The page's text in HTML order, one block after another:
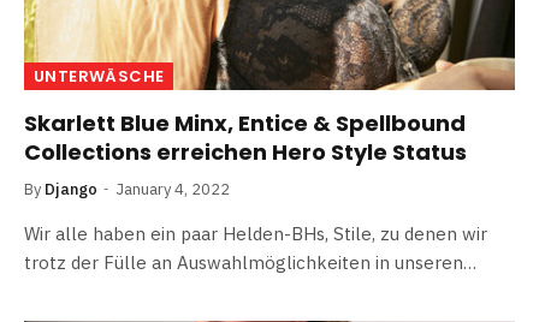
UNTERWÄSCHE
Skarlett Blue Minx, Entice & Spellbound
Collections erreichen Hero Style Status
By Django January 4, 2022
Wir alle haben ein paar Helden-BHs, Stile, zu denen wir
trotz der Fülle an Auswahlmöglichkeiten in unseren…